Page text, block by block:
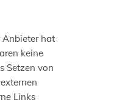
Anbieter hat
keine
Setzen von
Links